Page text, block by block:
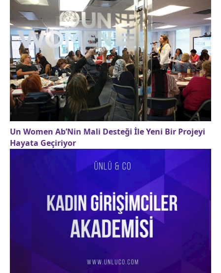
Un Women Ab’Nin Mali Desteği İle Yeni Bir Projeyi
Hayata Geçiriyor